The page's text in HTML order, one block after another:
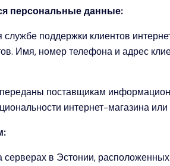
персональные данные:
поддержки клиентов
Имя, номер телефона и адрес
поставщикам
интернет-магазина
в Эстонии,